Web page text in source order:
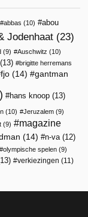
abbas (10)
abou
Jodenhaat (23)
(9) Auschwitz (10)
(13)
brigitte herremans
fjo (14) gantman
hans knoop (13)
(10) Jeruzalem (9)
(9)
magazine
(14) n-va(12)
olympische spelen (9)
verkiezingen (11)